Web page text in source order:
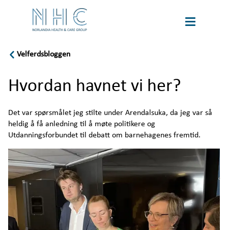
tour
Language
Om oss
Bærekraft
Velferdspodden
Velferdsbloggen
Velferdsbloggen
Hvordan havnet vi her?
Det var spørsmålet jeg stilte under Arendalsuka, da jeg var så
heldig å få anledning til å møte politikere og
Utdanningsforbundet til debatt om barnehagenes fremtid.